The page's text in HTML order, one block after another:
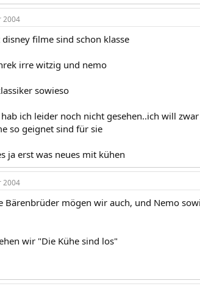
2004
filme sind schon klasse
irre witzig und nemo
sowieso
ich leider noch nicht gesehen..ich will
so geignet sind für sie
ja erst was neues mit kühen
2004
Bärenbrüder mögen wir auch, und Nemo
wir "Die Kühe sind los"